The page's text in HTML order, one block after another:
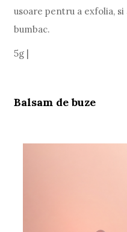
usoare pentru a exfolia,
bumbac.
5g |
Balsam de buze